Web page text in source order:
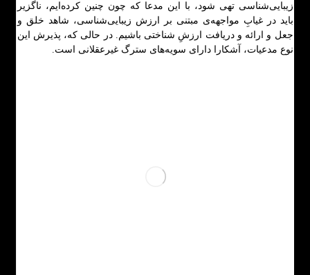
زیبایی‌شناسی تهی شود، با این مدعا که چون چنین کرده‌ایم، ناگزیر
باید در غیابِ مواجهه‌ی مبتنی بر ارزش زیبایی‌شناسی، شاهد خلق و
جعل و ارائه و دریافت ارزشِ شناختی باشیم. در حالی که، پذیرش این
نوع مدعیات، آشکارا دارای سویه‌های سترگ غیرعقلانی است.